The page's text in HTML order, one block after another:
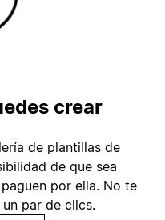
crear
de plantillas de
de que sea
por ella. No te
par de clics.